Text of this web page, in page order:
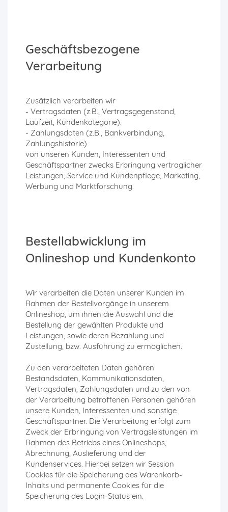
Geschäftsbezogene
Verarbeitung
Zusätzlich verarbeiten wir
- Vertragsdaten (z.B., Vertragsgegenstand,
Laufzeit, Kundenkategorie).
- Zahlungsdaten (z.B., Bankverbindung,
Zahlungshistorie)
von unseren Kunden, Interessenten und
Geschäftspartner zwecks Erbringung vertraglicher
Leistungen, Service und Kundenpflege, Marketing,
Werbung und Marktforschung.
Bestellabwicklung im
Onlineshop und Kundenkonto
Wir verarbeiten die Daten unserer Kunden im
Rahmen der Bestellvorgänge in unserem
Onlineshop, um ihnen die Auswahl und die
Bestellung der gewählten Produkte und
Leistungen, sowie deren Bezahlung und
Zustellung, bzw. Ausführung zu ermöglichen.
Zu den verarbeiteten Daten gehören
Bestandsdaten, Kommunikationsdaten,
Vertragsdaten, Zahlungsdaten und zu den von
der Verarbeitung betroffenen Personen gehören
unsere Kunden, Interessenten und sonstige
Geschäftspartner. Die Verarbeitung erfolgt zum
Zweck der Erbringung von Vertragsleistungen im
Rahmen des Betriebs eines Onlineshops,
Abrechnung, Auslieferung und der
Kundenservices. Hierbei setzen wir Session
Cookies für die Speicherung des Warenkorb-
Inhalts und permanente Cookies für die
Speicherung des Login-Status ein.